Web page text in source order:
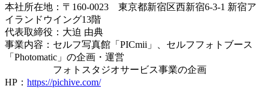
本社所在地：〒160-0023 東京都新宿区西新宿6-3-1 新宿ア
イランドウイング13階
代表取締役：大迫 由典
事業内容：セルフ写真館「PICmii」、セルフフォトブース
「Photomatic」の企画・運営
フォトスタジオサービス事業の企画
HP： https://pichive.com/